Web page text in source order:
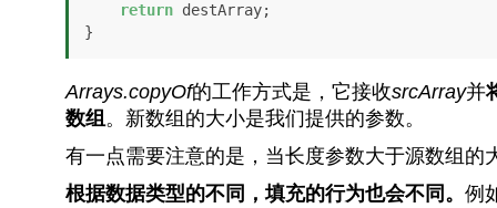
return destArray;
}
Arrays.copyOf的工作方式是，它接收srcArray并
数组。新数组的大小是我们提供的参数。
有一点需要注意的是，当长度参数大于源数组的
根据数据类型的不同，填充的行为也会不同。 例